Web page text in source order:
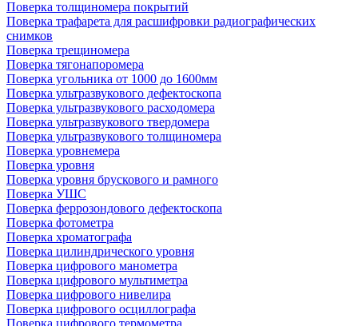
Поверка толщиномера покрытий
Поверка трафарета для расшифровки радиографических
снимков
Поверка трещиномера
Поверка тягонапоромера
Поверка угольника от 1000 до 1600мм
Поверка ультразвукового дефектоскопа
Поверка ультразвукового расходомера
Поверка ультразвукового твердомера
Поверка ультразвукового толщиномера
Поверка уровнемера
Поверка уровня
Поверка уровня брускового и рамного
Поверка УШС
Поверка феррозондового дефектоскопа
Поверка фотометра
Поверка хроматографа
Поверка цилиндрического уровня
Поверка цифрового манометра
Поверка цифрового мультиметра
Поверка цифрового нивелира
Поверка цифрового осциллографа
Поверка цифрового термометра